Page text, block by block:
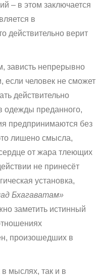
– в этом заключается
в
действительно верит
зависть непрерывно
если человек не сможет
действительно
одежды преданного,
предпринимаются без
лишено смысла,
от жара тлеющих
не принесёт
установка,
Бхагаватам»
заметить истинный
произошедших в
мыслях, так и в